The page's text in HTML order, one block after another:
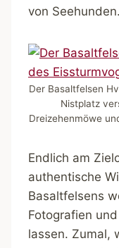
von Seehunden.
Der Basaltfelsen
Nistplatz
Dreizehenmöwe
Endlich am
authentische
Basaltfelsens
Fotografien
lassen. Zumal,